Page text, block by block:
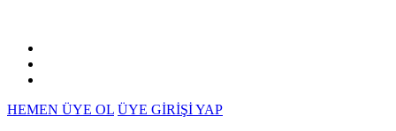
HEMEN ÜYE OL ÜYE GİRİŞİ YAP